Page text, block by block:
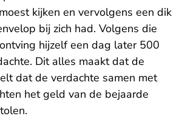
kijken en vervolgens een dik
bij zich had. Volgens die
hijzelf een dag later 500
Dit alles maakt dat de
dat de verdachte samen met
het geld van de bejaarde